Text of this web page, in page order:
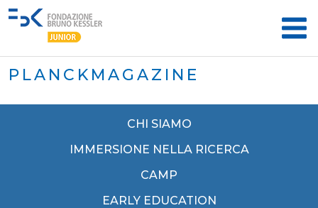
PLANCKMAGAZINE
CHI SIAMO
IMMERSIONE NELLA RICERCA
CAMP
EARLY EDUCATION